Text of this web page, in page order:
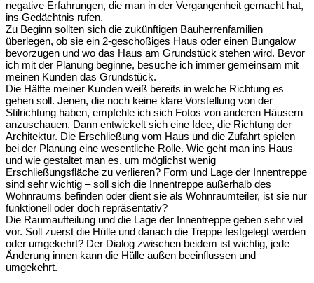
negative Erfahrungen, die man in der Vergangenheit gemacht hat,
ins Gedächtnis rufen.
Zu Beginn sollten sich die zukünftigen Bauherrenfamilien
überlegen, ob sie ein 2-geschoßiges Haus oder einen Bungalow
bevorzugen und wo das Haus am Grundstück stehen wird. Bevor
ich mit der Planung beginne, besuche ich immer gemeinsam mit
meinen Kunden das Grundstück.
Die Hälfte meiner Kunden weiß bereits in welche Richtung es
gehen soll. Jenen, die noch keine klare Vorstellung von der
Stilrichtung haben, empfehle ich sich Fotos von anderen Häusern
anzuschauen. Dann entwickelt sich eine Idee, die Richtung der
Architektur. Die Erschließung vom Haus und die Zufahrt spielen
bei der Planung eine wesentliche Rolle. Wie geht man ins Haus
und wie gestaltet man es, um möglichst wenig
Erschließungsfläche zu verlieren? Form und Lage der Innentreppe
sind sehr wichtig – soll sich die Innentreppe außerhalb des
Wohnraums befinden oder dient sie als Wohnraumteiler, ist sie nur
funktionell oder doch repräsentativ?
Die Raumaufteilung und die Lage der Innentreppe geben sehr viel
vor. Soll zuerst die Hülle und danach die Treppe festgelegt werden
oder umgekehrt? Der Dialog zwischen beidem ist wichtig, jede
Änderung innen kann die Hülle außen beeinflussen und
umgekehrt.